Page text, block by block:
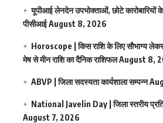
यूपीआई लेनदेन उपभोक्ताओं, छोटे कारोबारियों
पीसीआईAugust 8, 2026
Horoscope | किस राशि के लिए सौभाग्य
मेष से मीन राशि का दैनिक राशिफलAugust 8,
ABVP | जिला सदस्यता कार्यशाला सम्पन्न
National Javelin Day | जिला स्तरीय
August 7, 2026